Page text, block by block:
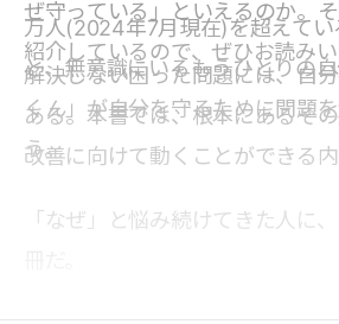
万人(2024年7月現在)を超えて
と、無意識にいるもうひとりの
くん」が自分を守るために問題
う。
ぜ守っている」といえるのか。
紹介しているので、ぜひお読みい
解決しない困った問題には、自
ある。本書では、根本にあるそ
改善に向けて動くことができる内
「なぜ」と悩み続けてきた人に